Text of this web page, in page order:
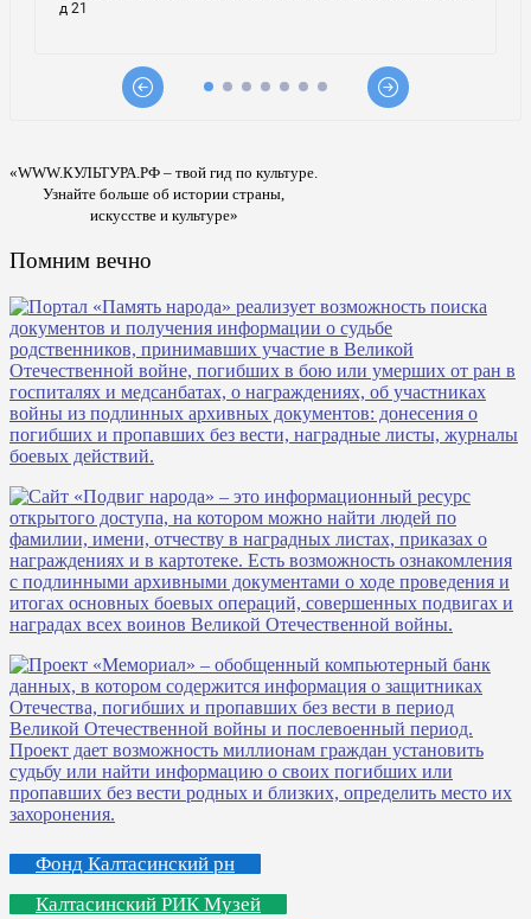
«WWW.КУЛЬТУРА.РФ – твой гид по культуре.
Узнайте больше об истории страны,
искусстве и культуре»
Помним вечно
Фонд Калтасинский рн
Калтасинский РИК Музей